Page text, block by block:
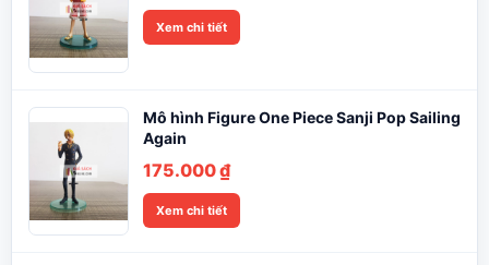
Xem chi tiết
Mô hình Figure One Piece Sanji Pop Sailing
Again
175.000₫
Xem chi tiết